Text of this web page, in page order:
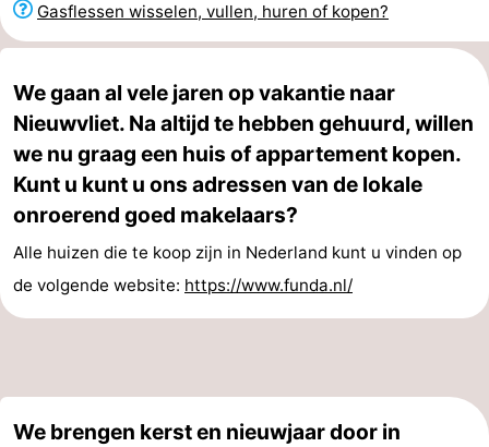
Zwinhoeve
Last
Zien
&
doen
Bezienswaardigheden
-
Monumenten
-
Gasflessen wisselen, vullen, huren of kopen?
We gaan al vele jaren op vakantie naar
Nieuwvliet. Na altijd te hebben gehuurd, willen
we nu graag een huis of appartement kopen.
Kunt u kunt u ons adressen van de lokale
onroerend goed makelaars?
Alle huizen die te koop zijn in Nederland kunt u vinden op
de volgende website: https://www.funda.nl/
We brengen kerst en nieuwjaar door in